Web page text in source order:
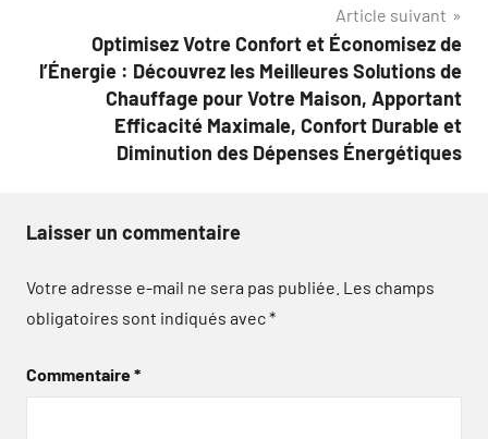
Article suivant
Optimisez Votre Confort et Économisez de
l’Énergie : Découvrez les Meilleures Solutions de
Chauffage pour Votre Maison, Apportant
Efficacité Maximale, Confort Durable et
Diminution des Dépenses Énergétiques
Laisser un commentaire
Votre adresse e-mail ne sera pas publiée. Les champs
obligatoires sont indiqués avec*
Commentaire*